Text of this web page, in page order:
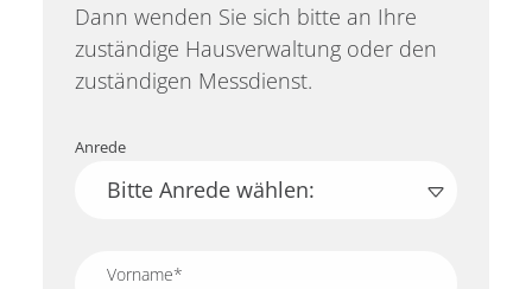
Dann wenden Sie sich bitte an Ihre
zuständige Hausverwaltung oder den
zuständigen Messdienst.
Anrede
Vorname*